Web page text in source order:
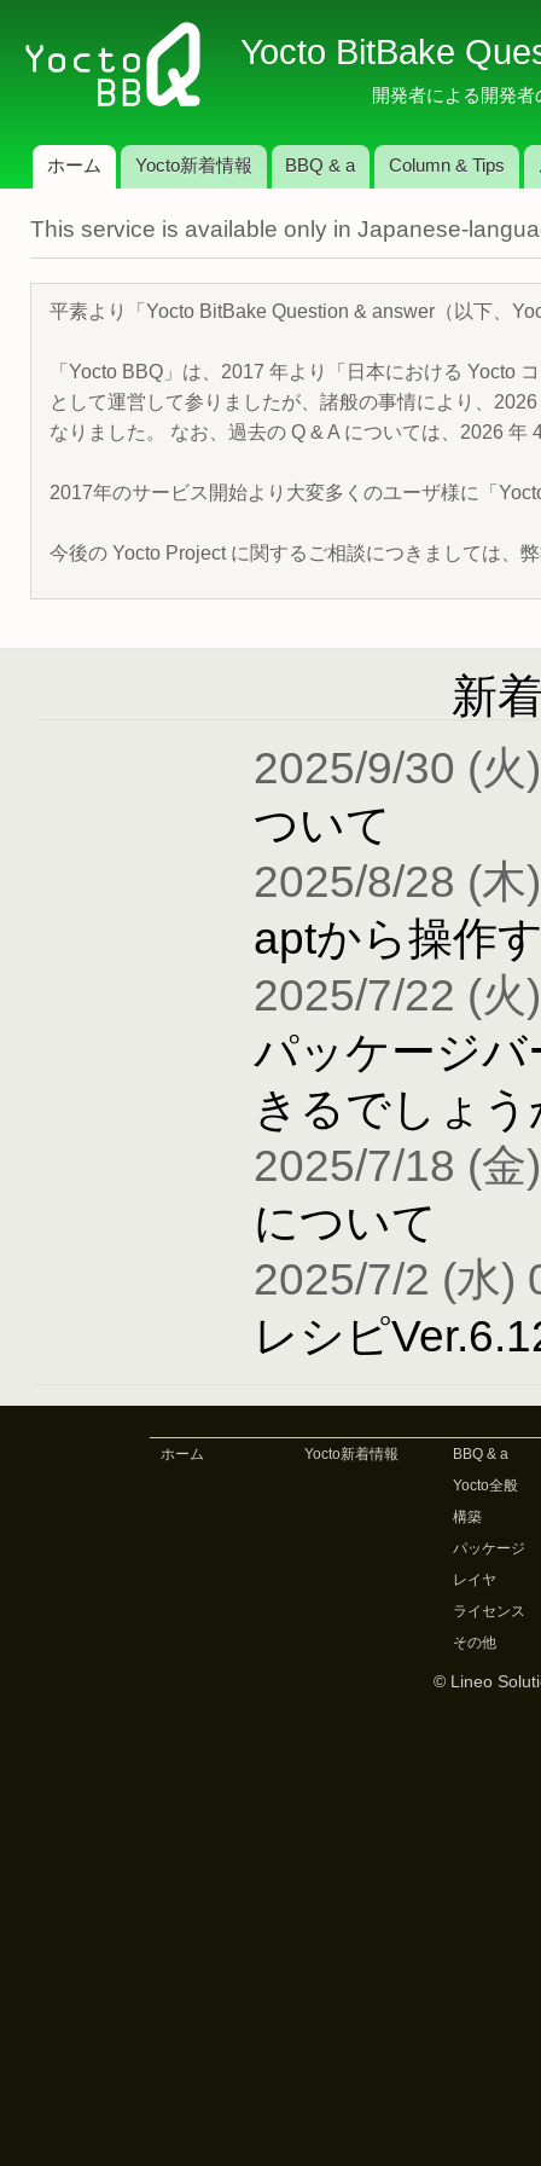
イ
コ
テ
ツ
に
移
動
Yocto BitBake
開発者による開発
メインメニュー
ホーム Yocto新着情報 BBQ & a Column & Tips
This service is available only in Japanese-
平素より「Yocto BitBake Question & answer（以下、
「Yocto BBQ」は、2017 年より「日本における Yocto
として運営して参りましたが、諸般の事情により、
なりました。 なお、過去の Q & A については、2026
2017年のサービス開始より大変多くのユーザ様に「
今後の Yocto Project に関するご相談につきましては、
新
2025/9/30 (火
ついて
2025/8/28 (木
aptから操作
2025/7/22 (火
パッケージ
きるでしょう
2025/7/18 (金
について
2025/7/2 (水)
レシピ
ホーム Yocto新着情報
BBQ & a
Yocto全般
構築
パッケージ
レイヤ
ライセンス
その他
© Lineo